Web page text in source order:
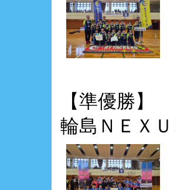
【準優勝】
輪島ＮＥＸＵ